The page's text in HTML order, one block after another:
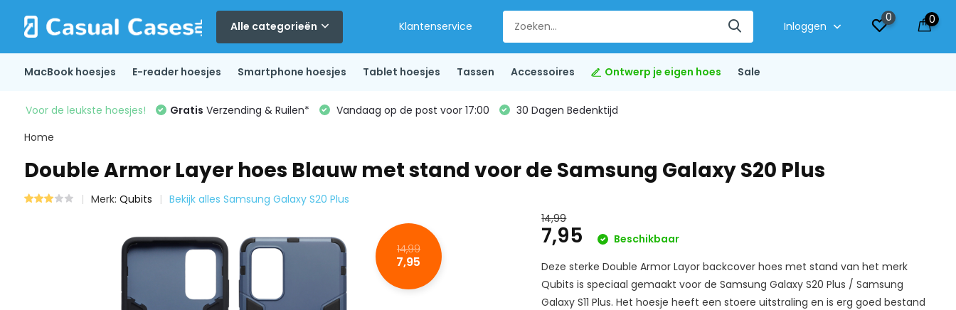
Alle categorieën Klantenservice Inloggen
0 0
MacBook hoesjes E-reader hoesjes Smartphone hoesjes Tablet hoesjes Tassen Accessoires Ontwerp je eigen hoes Sale
Voor de leukste hoesjes! Gratis Verzending & Ruilen* Vandaag op de post voor 17:00
30 Dagen Bedenktijd
Home
Double Armor Layer hoes Blauw met stand voor de Samsung Galaxy S20 Plus
Merk: Qubits Bekijk alles Samsung Galaxy S20 Plus
14,99
7,95
14,99
7,95
Beschikbaar
Deze sterke Double Armor Layor backcover hoes met stand van het merk
Qubits is speciaal gemaakt voor de Samsung Galaxy S20 Plus / Samsung
Galaxy S11 Plus. Het hoesje heeft een stoere uitstraling en is erg goed bestand